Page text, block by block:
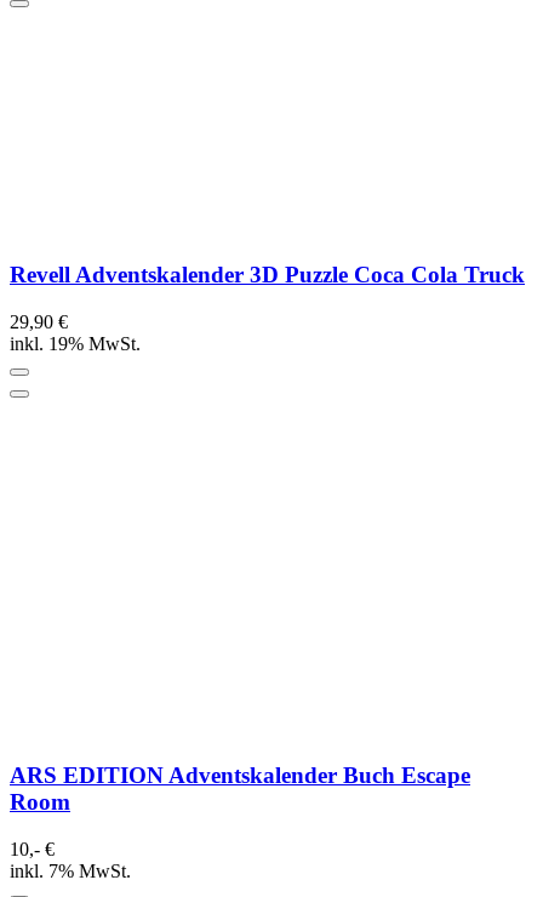
Revell Adventskalender 3D Puzzle Coca Cola Truck
29,90 €
inkl. 19% MwSt.
ARS EDITION Adventskalender Buch Escape
Room
10,- €
inkl. 7% MwSt.